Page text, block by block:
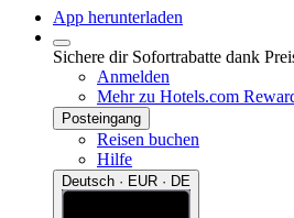
App herunterladen
Sichere dir Sofortrabatte dank
Anmelden
Mehr zu Hotels.com
Posteingang
Reisen buchen
Hilfe
Deutsch · EUR · DE